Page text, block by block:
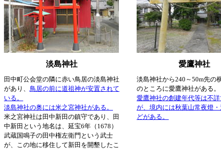
淡島神社 愛鷹神社
田中町公会堂の隣に赤い鳥居の淡島神社
があり、 鳥居の前に道祖神が安置されて
いる。
淡島神社の奥には米之宮神社がある。
米之宮神社は田中新田の鎮守であり、田
中新田という地名は、延宝6年（1678）
武蔵国鳴子の田中権左衛門という武士
が、この地に移住して新田を開墾したこ
淡島神社から240～50m先の
のところに愛鷹神社がある。
愛鷹神社の創建年代等は不
が、境内には秋葉山常夜燈
どがある。